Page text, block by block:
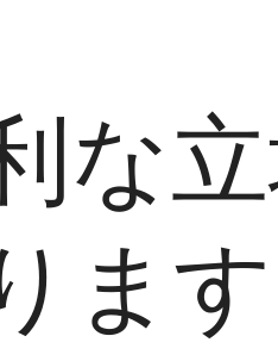
な
ます